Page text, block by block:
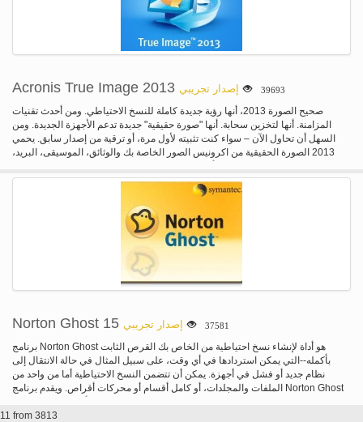
Acronis True Image 2013 إصدار تجريبي 39693
صحيح الصورة 2013، أنها رؤية جديدة كاملة للنسخ الاحتياطي. ومن أحدث تقنيات
المزامنة. أنها لتخزين سحابة. أنها "صورة حقيقية" جديدة تدعم الأجهزة الجديدة. ومن
السهل أن تحاول الآن – سواء كنت تثبيته لأول مرة، أو ترقية من إصدار سابق. يحمي
2013 الصورة الحقيقية من اكرونيس الصور الخاصة بك والوثائق، الموسيقى، البريد،
على شبكة إنترنت آمنة والمصاحبة فإنه مع الأجهزة الخاصة بك. صحيح الصورة 2013
Norton Ghost 15 إصدار تجريبي 37581
برنامج Norton Ghost هو أداة لإنشاء نسخ احتياطية من الخاص بك القرص الثابت
بأكمله--التي يمكن استردادها في أي وقت، على سبيل المثال في حالة الانتقال إلى
نظام جديد أو فشل في أجهزة. يمكن أن تتضمن النسخ الاحتياطية أما من واحد من
الملفات والمجلدات، أو كامل أقسام أو محركات أقراص. ويقدم برنامج Norton Ghost
كل بداية النظام، أو على أساس كل ساعة/يومية/أسبوعية. بالإضافة إلى محركات
11 from 3813